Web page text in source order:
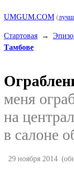
UMGUM.COM (
Стартовая →
Тамбове
меня
на
в салоне
29 ноября 2014